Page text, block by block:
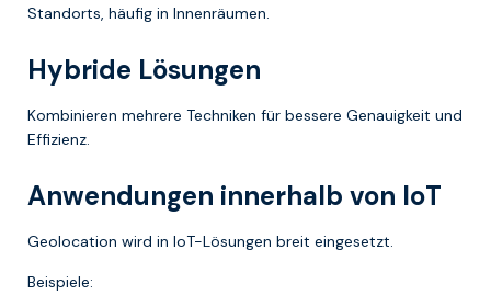
Standorts, häufig in Innenräumen.
Hybride Lösungen
Kombinieren mehrere Techniken für bessere Genauigkeit und
Effizienz.
Anwendungen innerhalb von IoT
Geolocation wird in IoT-Lösungen breit eingesetzt.
Beispiele: